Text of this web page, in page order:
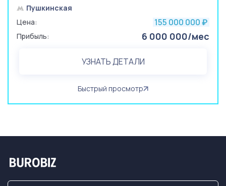
Пушкинская
Цена:
155 000 000 ₽
Прибыль: 6 000 000/мес
УЗНАТЬ ДЕТАЛИ
Быстрый просмотр